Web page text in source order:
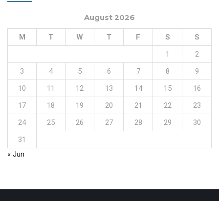
August 2026
M T W T F S
S
1
2
3
4 5 6 7 8
9
10
11 12 13 14 15
16
17
18 19 20 21 22
23
24
25 26 27 28 29
30
31
« Jun